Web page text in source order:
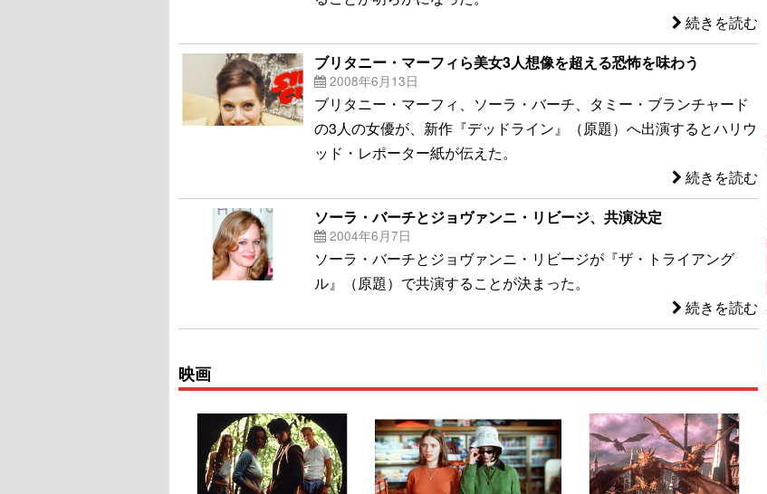
続きを読む
ブリタニー・マーフィら美女3人想像を超える恐怖を味わう
2008年6月13日
ブリタニー・マーフィ、ソーラ・バーチ、タミー・ブランチャード
の3人の女優が、新作『デッドライン』（原題）へ出演するとハリウ
ッド・レポーター紙が伝えた。
続きを読む
ソーラ・バーチとジョヴァンニ・リビージ、共演決定
2004年6月7日
ソーラ・バーチとジョヴァンニ・リビージが『ザ・トライアング
ル』（原題）で共演することが決まった。
続きを読む
映画